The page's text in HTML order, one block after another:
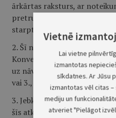
ārkārtas raksturs, ar
pretrunā ar citām tās
starptautiskās tiesības.
2. Šī nosacījuma ietvaros
Konvencijas 2. panta
uz nāves gadījumiem
vai 3., 4. (1. apakšpunkta) un
3. Jebkura Augstā
šīs atkāpšanās tiesības,
Vietnē
Lai vietne
izmantotas
sīkdatnes. Ar Jūsu
izmantotas vēl citas
mediju un
atveriet "Pielāgot